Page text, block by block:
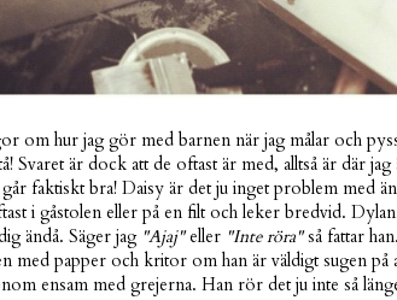
om hur jag gör med barnen när jag målar och
Svaret är dock att de oftast är med, alltså är där
faktiskt bra! Daisy är det ju inget problem med
i gåstolen eller på en filt och leker bredvid.
ändå. Säger jag "Ajaj"eller "Inte röra"så fattar
med papper och kritor om han är väldigt sugen på
ensam med grejerna. Han rör det ju inte så